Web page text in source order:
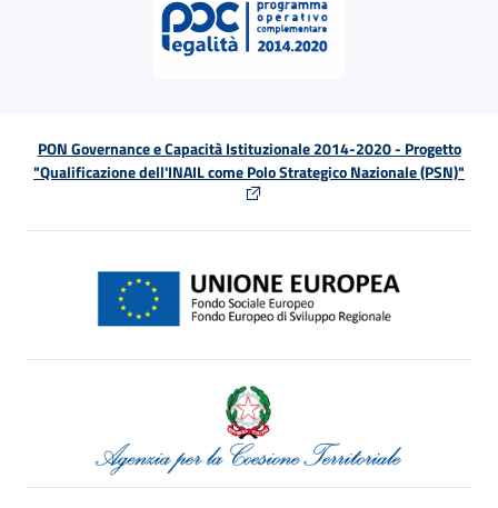
PON Governance e Capacità Istituzionale 2014-2020 - Progetto
"Qualificazione dell'INAIL come Polo Strategico Nazionale (PSN)"